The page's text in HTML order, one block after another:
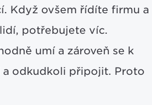
Když ovšem řídíte firmu a
potřebujete víc.
umí a zároveň se k
odkudkoli připojit. Proto